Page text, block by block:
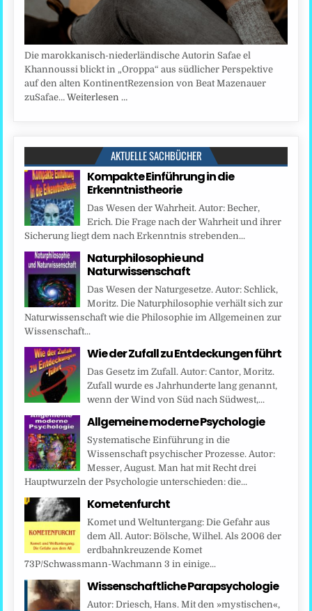
Die marokkanisch-niederländische Autorin Safae el
Khannoussi blickt in „Oroppa“ aus südlicher Perspektive
auf den alten KontinentRezension von Beat Mazenauer
zuSafae…Weiterlesen …
AKTUELLE SACHBÜCHER
Kompakte Einführung in die
Erkenntnistheorie
Das Wesen der Wahrheit. Autor: Becher,
Erich. Die Frage nach der Wahrheit und ihrer
Sicherung liegt dem nach Erkenntnis strebenden...
Naturphilosophie und
Naturwissenschaft
Das Wesen der Naturgesetze. Autor: Schlick,
Moritz. Die Naturphilosophie verhält sich zur
Naturwissenschaft wie die Philosophie im Allgemeinen zur
Wissenschaft...
Wie der Zufall zu Entdeckungen führt
Das Gesetz im Zufall. Autor: Cantor, Moritz.
Zufall wurde es Jahrhunderte lang genannt,
wenn der Wind von Süd nach Südwest,...
Allgemeine moderne Psychologie
Systematische Einführung in die
Wissenschaft psychischer Prozesse. Autor:
Messer, August. Man hat mit Recht drei
Hauptwurzeln der Psychologie unterschieden: die...
Kometenfurcht
Komet und Weltuntergang: Die Gefahr aus
dem All. Autor: Bölsche, Wilhel. Als 2006 der
erdbahnkreuzende Komet
73P/Schwassmann-Wachmann 3 in einige...
Wissenschaftliche Parapsychologie
Autor: Driesch, Hans. Mit den »mystischen«,